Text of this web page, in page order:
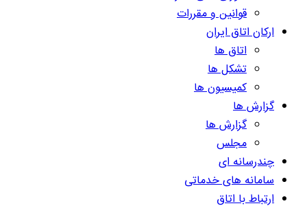
قوانین و مقررات
ارکان اتاق ایران
اتاق ها
تشکل ها
کمیسیون ها
گزارش ها
گزارش ها
مجلس
چندرسانه ای
سامانه های خدماتی
ارتباط با اتاق